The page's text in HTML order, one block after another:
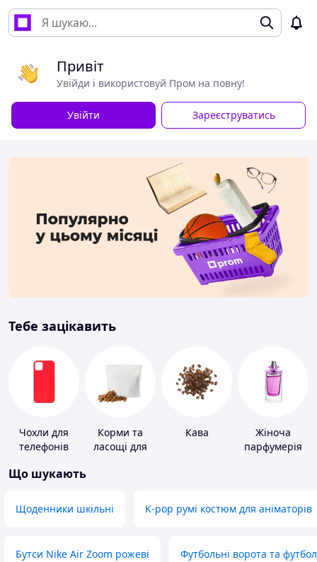
Привіт
Увійди і використовуй Пром на повну!
Увійти Зареєструватись
Тебе зацікавить
Чохли для
телефонів
Корми та
ласощі для
Кава
Жіноча
парфумерія
Що шукають
Щоденники шкільні K-pop румі костюм для аніматорів
Бутси Nike Air Zoom рожеві Футбольні ворота та